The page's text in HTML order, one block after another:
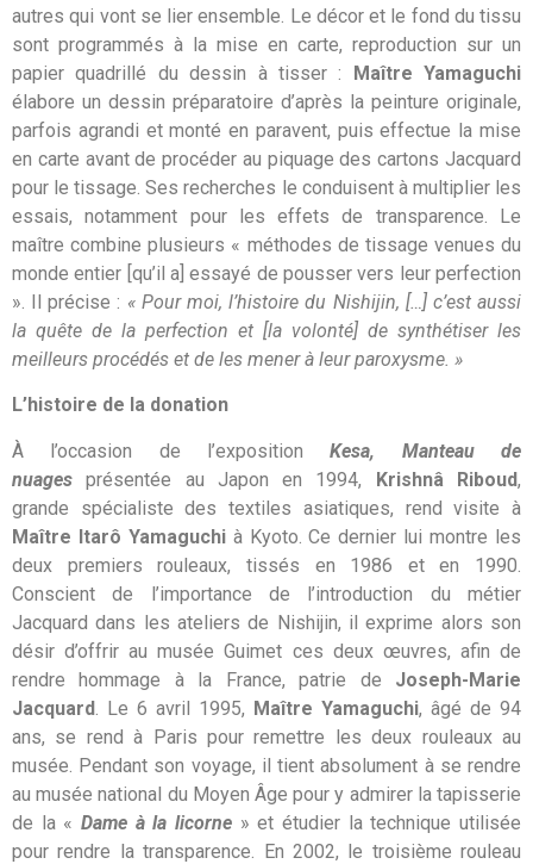
autres qui vont se lier ensemble. Le décor et le fond du tissu
sont programmés à la mise en carte, reproduction sur un
papier quadrillé du dessin à tisser : Maître Yamaguchi
élabore un dessin préparatoire d’après la peinture originale,
parfois agrandi et monté en paravent, puis effectue la mise
en carte avant de procéder au piquage des cartons Jacquard
pour le tissage. Ses recherches le conduisent à multiplier les
essais, notamment pour les effets de transparence. Le
maître combine plusieurs « méthodes de tissage venues du
monde entier [qu’il a] essayé de pousser vers leur perfection
». Il précise : « Pour moi, l’histoire du Nishijin, […] c’est aussi
la quête de la perfection et [la volonté] de synthétiser les
meilleurs procédés et de les mener à leur paroxysme. »
L’histoire de la donation
À l’occasion de l’expositionKesa, Manteau de
nuages présentée au Japon en 1994, Krishnâ Riboud,
grande spécialiste des textiles asiatiques, rend visite à
Maître Itarô Yamaguchi à Kyoto. Ce dernier lui montre les
deux premiers rouleaux, tissés en 1986 et en 1990.
Conscient de l’importance de l’introduction du métier
Jacquard dans les ateliers de Nishijin, il exprime alors son
désir d’offrir au musée Guimet ces deux œuvres, afin de
rendre hommage à la France, patrie de Joseph-Marie
Jacquard . Le 6 avril 1995, Maître Yamaguchi, âgé de 94
ans, se rend à Paris pour remettre les deux rouleaux au
musée. Pendant son voyage, il tient absolument à se rendre
au musée national du Moyen Âge pour y admirer la tapisserie
de la « Dame à la licorne » et étudier la technique utilisée
pour rendre la transparence. En 2002, le troisième rouleau